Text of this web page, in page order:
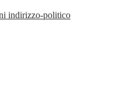
indirizzo-politico